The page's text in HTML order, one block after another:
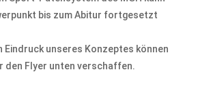
bis zum Abitur fortgesetzt
Eindruck unseres Konzeptes können
den Flyer unten verschaffen.